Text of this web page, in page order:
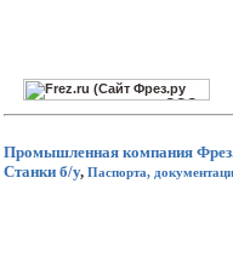
Промышленная компания
Станки б/у, Паспорта,